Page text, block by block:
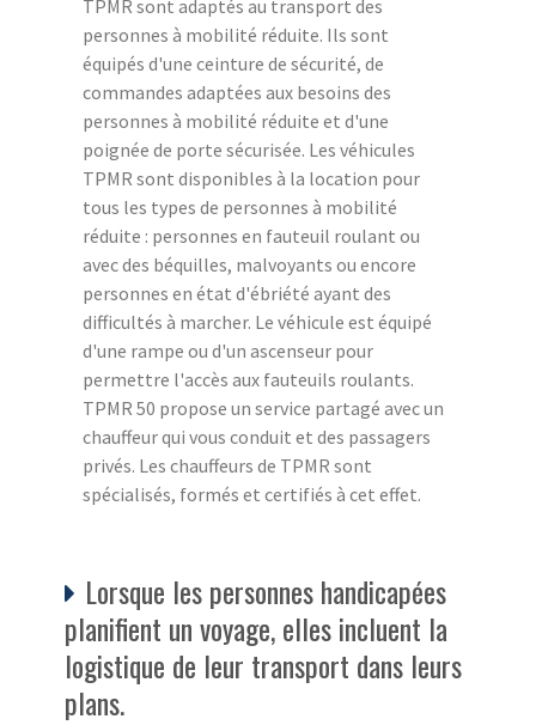
TPMR sont adaptés au transport des
personnes à mobilité réduite. Ils sont
équipés d'une ceinture de sécurité, de
commandes adaptées aux besoins des
personnes à mobilité réduite et d'une
poignée de porte sécurisée. Les véhicules
TPMR sont disponibles à la location pour
tous les types de personnes à mobilité
réduite : personnes en fauteuil roulant ou
avec des béquilles, malvoyants ou encore
personnes en état d'ébriété ayant des
difficultés à marcher. Le véhicule est équipé
d'une rampe ou d'un ascenseur pour
permettre l'accès aux fauteuils roulants.
TPMR 50 propose un service partagé avec un
chauffeur qui vous conduit et des passagers
privés. Les chauffeurs de TPMR sont
spécialisés, formés et certifiés à cet effet.
Lorsque les personnes handicapées
planifient un voyage, elles incluent la
logistique de leur transport dans leurs
plans.